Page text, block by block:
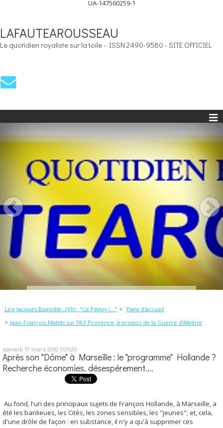
UA-147560259-1
LAFAUTEAROUSSEAU
Le quotidien royaliste sur la toile - ISSN 2490-9580 - SITE OFFICIEL
Lire Jacques Bainville...(VII) : "Ce Péguy !..."
Page d'accueil
Jean-François Mattéi sur FR3 Provence, à propos de la Guerre d'Algérie
samedi 17 mars 2012 00h20
Après son "Dôme" à Marseille : le "programme" Hollande ?
Recherche économies, désespérement....
Au fond, l'un des principaux sujets de François Hollande, à Marseille, a
été les banlieues, les Cités, les zones sensibles, les "jeunes"; et, cela,
d'une drôle de façon : en substance, il n'y a qu'à supprimer ces